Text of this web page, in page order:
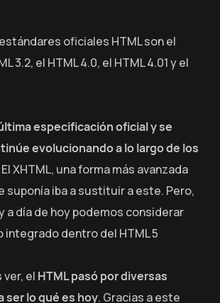
oficiales HTML son el
3.2, el HTML 4.0, el HTML 4.01 y el
especificación oficial y se
evolucionando a lo largo de los
El XHTML, una forma más avanzada
suponía iba a sustituir a este. Pero,
a día de hoy podemos considerar
integrado dentro del HTML 5
el HTML pasó por diversas
ser lo qué es hoy. Gracias a este